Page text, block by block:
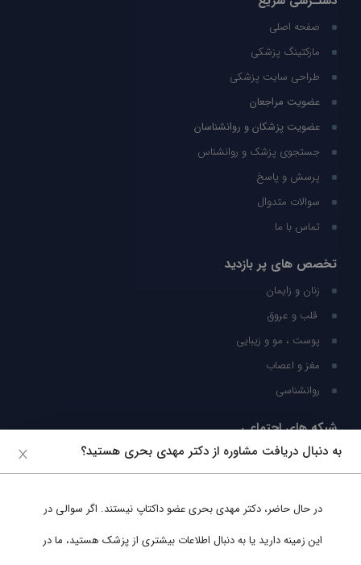
صفحه اصلی
مارکتینگ پزشکی
طراحی سایت پزشکی
عضویت مراجعان
عضویت پزشکان و روانشناسان
جستجوی پزشک و روانشناس
پرسش و پاسخ
سوالات متدوال
تماس با ما
تخصص های پر بازدید
زنان و زایمان
قلب و عروق
پوست ، مو و زیبایی
مغز و اعصاب
روانشناسی
شبکه های اجتماعی
ما را در شبکه های اجتماعی دنبال کنید
به دنبال دریافت مشاوره از دکتر مهدی بحری هستید؟
در حال حاضر، دکتر مهدی بحریعضو داکتاپ نیستند. اگر سوالی در
این زمینه دارید یا به دنبال اطلاعات بیشتری از پزشک هستید، ما در